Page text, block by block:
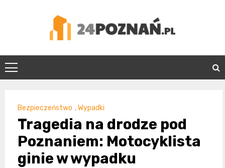
24Poznań.pl
Bezpieczeństwo ,Wypadki
Tragedia na drodze pod
Poznaniem: Motocyklista
ginie w wypadku